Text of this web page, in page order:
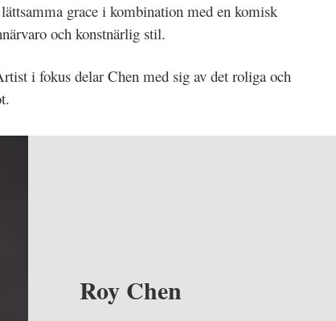
grace i kombination med en komisk
och konstnärlig stil.
i fokus delar Chen med sig av det roliga och
Roy Chen